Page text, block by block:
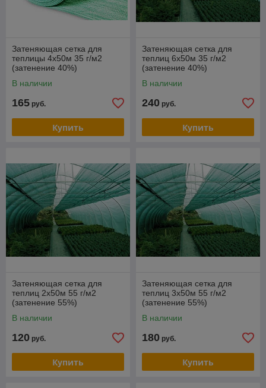
Затеняющая сетка для
теплицы 4х50м 35 г/м2
(затенение 40%)
В наличии
165 руб.
Купить
Затеняющая сетка для
теплиц 6х50м 35 г/м2
(затенение 40%)
В наличии
240 руб.
Купить
Затеняющая сетка для
теплиц 2х50м 55 г/м2
(затенение 55%)
В наличии
120 руб.
Купить
Затеняющая сетка для
теплиц 3х50м 55 г/м2
(затенение 55%)
В наличии
180 руб.
Купить